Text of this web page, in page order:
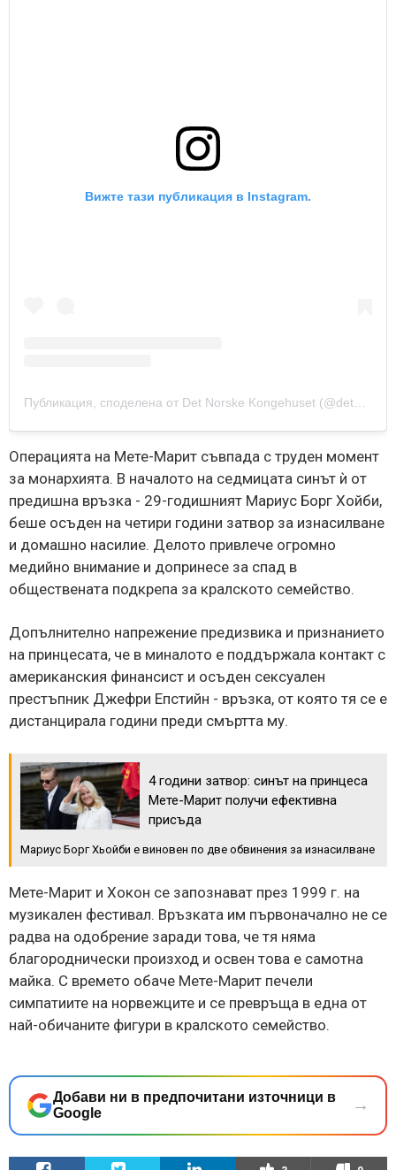
Вижте тази публикация в Instagram.
Операцията на Мете-Марит съвпада с труден момент
за монархията. В началото на седмицата синът ѝ от
предишна връзка - 29-годишният Мариус Борг Хойби,
беше осъден на четири години затвор за изнасилване
и домашно насилие. Делото привлече огромно
медийно внимание и допринесе за спад в
обществената подкрепа за кралското семейство.
Допълнително напрежение предизвика и признанието
на принцесата, че в миналото е поддържала контакт с
американския финансист и осъден сексуален
престъпник Джефри Епстийн - връзка, от която тя се е
дистанцирала години преди смъртта му.
4 години затвор: синът на принцеса
Мете-Марит получи ефективна
присъда
Мариус Борг Хьойби е виновен по две обвинения за изнасилване
Мете-Марит и Хокон се запознават през 1999 г. на
музикален фестивал. Връзката им първоначално не се
радва на одобрение заради това, че тя няма
благороднически произход и освен това е самотна
майка. С времето обаче Мете-Марит печели
симпатиите на норвежците и се превръща в една от
най-обичаните фигури в кралското семейство.
Добави ни в предпочитани източници в
Google
→